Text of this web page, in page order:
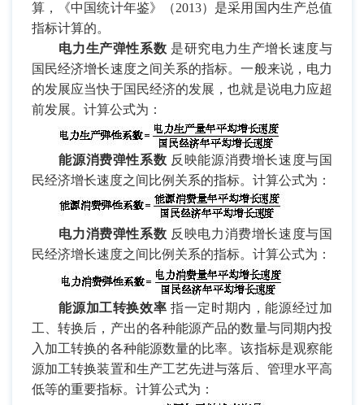
算，《中国统计年鉴》（2013）是采用国内生产总值
指标计算的。
电力生产弹性系数 是研究电力生产增长速度与
国民经济增长速度之间关系的指标。一般来说，电力
的发展应当快于国民经济的发展，也就是说电力应超
前发展。计算公式为：
能源消费弹性系数 反映能源消费增长速度与国
民经济增长速度之间比例关系的指标。计算公式为：
电力消费弹性系数 反映电力消费增长速度与国
民经济增长速度之间比例关系的指标。计算公式为：
能源加工转换效率 指一定时期内，能源经过加
工、转换后，产出的各种能源产品的数量与同期内投
入加工转换的各种能源数量的比率。该指标是观察能
源加工转换装置和生产工艺先进与落后、管理水平高
低等的重要指标。计算公式为：